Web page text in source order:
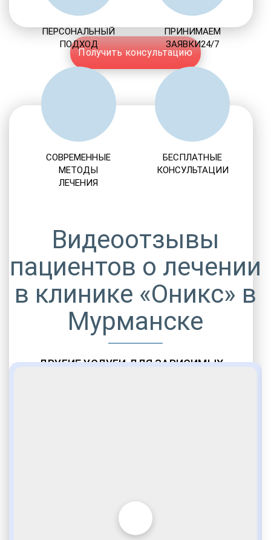
Получить консультацию
ДРУГИЕ УСЛУГИ ДЛЯ ЗАВИСИМЫХ
ПЕРСОНАЛЬНЫЙ
ПОДХОД
ПРИНИМАЕМ
ЗАЯВКИ24/7
СОВРЕМЕННЫЕ
МЕТОДЫ
ЛЕЧЕНИЯ
БЕСПЛАТНЫЕ
КОНСУЛЬТАЦИИ
Видеоотзывы
пациентов о лечении
в клинике «Оникс» в
Мурманске